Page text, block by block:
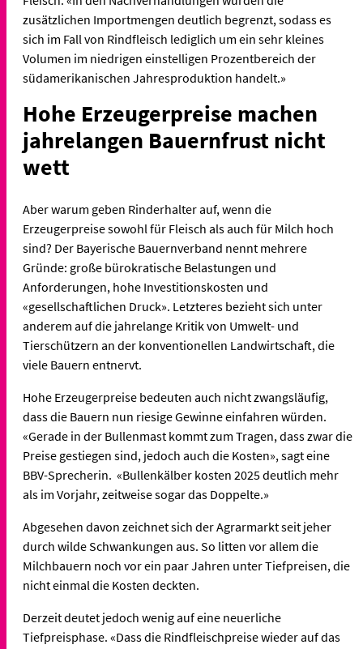
zusätzlichen Importmengen deutlich begrenzt, sodass es
sich im Fall von Rindfleisch lediglich um ein sehr kleines
Volumen im niedrigen einstelligen Prozentbereich der
südamerikanischen Jahresproduktion handelt.»
Hohe Erzeugerpreise machen
jahrelangen Bauernfrust nicht
wett
Aber warum geben Rinderhalter auf, wenn die
Erzeugerpreise sowohl für Fleisch als auch für Milch hoch
sind? Der Bayerische Bauernverband nennt mehrere
Gründe: große bürokratische Belastungen und
Anforderungen, hohe Investitionskosten und
«gesellschaftlichen Druck». Letzteres bezieht sich unter
anderem auf die jahrelange Kritik von Umwelt- und
Tierschützern an der konventionellen Landwirtschaft, die
viele Bauern entnervt.
Hohe Erzeugerpreise bedeuten auch nicht zwangsläufig,
dass die Bauern nun riesige Gewinne einfahren würden.
«Gerade in der Bullenmast kommt zum Tragen, dass zwar die
Preise gestiegen sind, jedoch auch die Kosten», sagt eine
BBV-Sprecherin. «Bullenkälber kosten 2025 deutlich mehr
als im Vorjahr, zeitweise sogar das Doppelte.»
Abgesehen davon zeichnet sich der Agrarmarkt seit jeher
durch wilde Schwankungen aus. So litten vor allem die
Milchbauern noch vor ein paar Jahren unter Tiefpreisen, die
nicht einmal die Kosten deckten.
Derzeit deutet jedoch wenig auf eine neuerliche
Tiefpreisphase. «Dass die Rindfleischpreise wieder auf das